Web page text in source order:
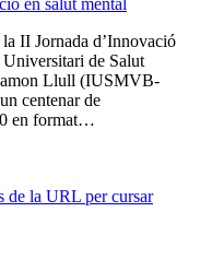
en salut mental
II Jornada d’Innovació
Universitari de Salut
Llull (IUSMVB-
centenar de
en format…
de la URL per cursar